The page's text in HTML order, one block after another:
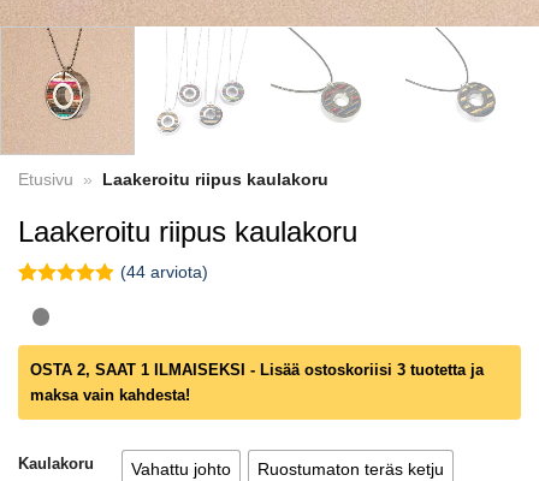
Etusivu » Laakeroitu riipus kaulakoru
Laakeroitu riipus kaulakoru
4.89
arviot
(44arviota)
OSTA 2, SAAT 1 ILMAISEKSI - Lisää ostoskoriisi 3 tuotetta ja
maksa vain kahdesta!
Kaulakoru Vahattu johto Ruostumaton teräs ketju